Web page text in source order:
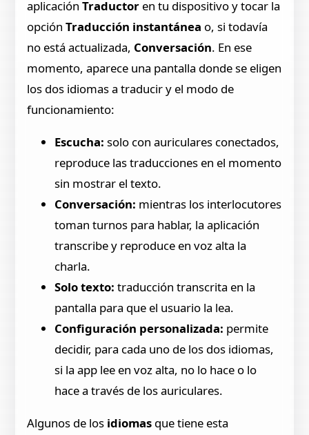
aplicaciónTraductor en tu dispositivo y tocar la
opción Traducción instantánea o, si todavía
no está actualizada, Conversación. En ese
momento, aparece una pantalla donde se eligen
los dos idiomas a traducir y el modo de
funcionamiento:
Escucha:solo con auriculares conectados,
reproduce las traducciones en el momento
sin mostrar el texto.
Conversación: mientras los interlocutores
toman turnos para hablar, la aplicación
transcribe y reproduce en voz alta la
charla.
Solo texto: traducción transcrita en la
pantalla para que el usuario la lea.
Configuración personalizada: permite
decidir, para cada uno de los dos idiomas,
si la app lee en voz alta, no lo hace o lo
hace a través de los auriculares.
Algunos de los idiomas que tiene esta